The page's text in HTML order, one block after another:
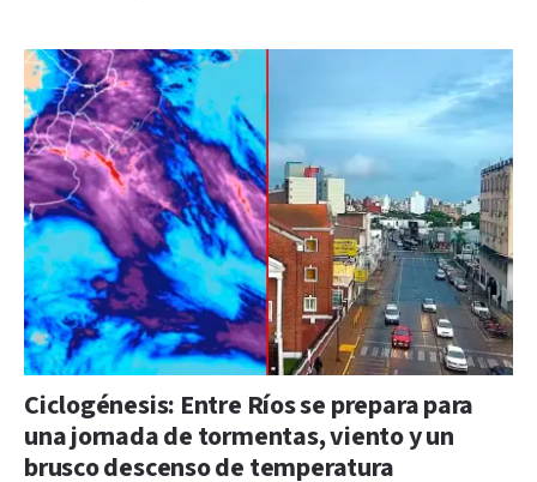
Ciclogénesis: Entre Ríos se prepara para
una jornada de tormentas, viento y un
brusco descenso de temperatura